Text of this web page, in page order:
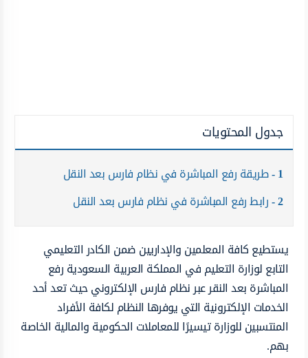
جدول المحتويات
1 طريقة رفع المباشرة في نظام فارس بعد النقل
2 رابط رفع المباشرة في نظام فارس بعد النقل
يستطيع كافة المعلمين والإداريين ضمن الكادر التعليمي
التابع لوزارة التعليم في المملكة العربية السعودية رفع
المباشرة بعد النقر عبر نظام فارس الإلكتروني حيث تعد أحد
الخدمات الإلكترونية التي يوفرها النظام لكافة الأفراد
المنتسبين للوزارة تيسيرًا للمعاملات الحكومية والمالية الخاصة
بهم.